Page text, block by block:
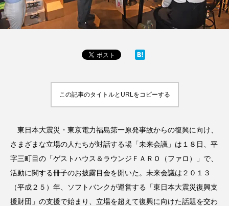
この記事のタイトルとURLをコピーする
東日本大震災・東京電力福島第一原発事故からの復興に向け、
さまざまな立場の人たちが対話する場「未来会議」は１８日、平
字三町目の「ゲストハウス＆ラウンジＦＡＲＯ（ファロ）」で、
活動に関する冊子のお披露目会を開いた。未来会議は２０１３
（平成２５）年、ソフトバンクが運営する「東日本大震災復興支
援財団」の支援で始まり、立場を超えて復興に向けた話題を交わ